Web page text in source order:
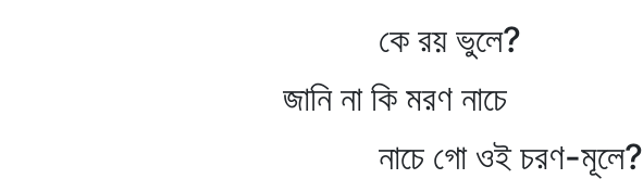
কে রয় ভুলে?
জানি না কি মরণ নাচে
নাচে গো ওই চরণ-মূলে?